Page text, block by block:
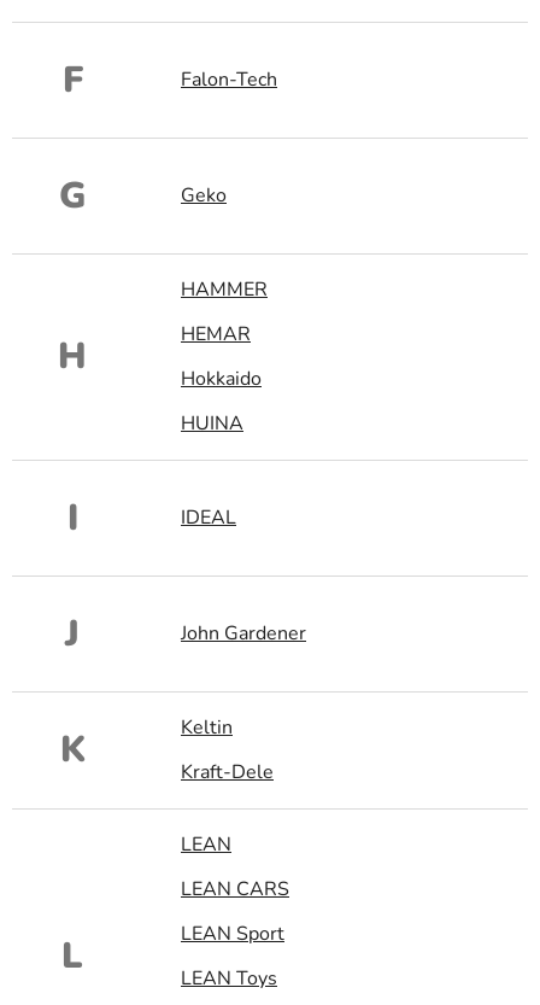
F Falon-Tech
G Geko
H
HAMMER
HEMAR
Hokkaido
HUINA
I IDEAL
J John Gardener
K
Keltin
Kraft-Dele
L
LEAN
LEAN CARS
LEAN Sport
LEAN Toys